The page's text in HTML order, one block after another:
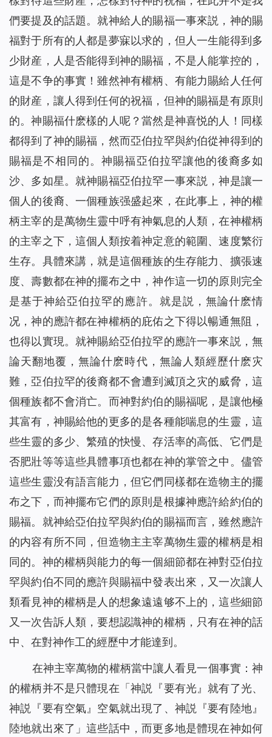
們要提及的話題。就神給人的賜福一事來説，神的賜
福對于所有的人都是夢寐以求的，但人一生能得到多
少財産，人是否能得到神的賜福，不是人能掌控的，
這是不争的事實！雖然神有權柄、有能力賜給人任何
的財産，讓人得到任何的祝福，但神的賜福是有原則
的。神賜福什麽樣的人呢？當然是神喜悦的人！同樣
都得到了神的賜福，然而亞伯拉罕與約伯從神得到的
賜福是不相同的。神賜福亞伯拉罕讓他的後裔多如
沙、多如星。就神賜福亞伯拉罕一事來説，神是讓一
個人的後裔、一個種族强盛起來，在此事上，神的權
柄主宰的是萬物生靈中呼有神氣息的人類，在神權柄
的主宰之下，這個人類按着神定意的範圍、速度繁衍
生存。具體來講，就是這個種族的生存能力、擴張速
度、壽數都在神的擺布之中，神作這一切的原則完全
是基于神給亞伯拉罕的應許。就是説，無論什麽情
况，神的應許都在神權柄的庇佑之下得以暢通無阻，
也得以實現。就神賜給亞伯拉罕的應許一事來説，無
論天翻地覆，無論什麽時代，無論人類經歷什麽灾
難，亞伯拉罕的後裔都不會遭到滅頂之灾的威脅，這
個種族都不會消亡。而神對約伯的賜福呢，是讓他極
其富有，神賜給他的更多的是各種能喘息的生靈，這
些生靈的多少、繁殖的快慢、存活率的高低、它們是
否肥壯等等這些具體事項也都在神的掌管之中。儘管
這些生靈没有語言能力，但它們同樣都在造物主的擺
布之下，而神擺布它們的原則是根據神應許給約伯的
賜福。就神給亞伯拉罕與約伯的賜福而言，雖然應許
的内容有所不同，但造物主主宰萬物生靈的權柄是相
同的。神的權柄與能力的每一個細節都在神對亞伯拉
罕與約伯不同的應許與賜福中發表出來，又一次讓人
類看見神的權柄是人的想象遠遠够不上的，這些細節
又一次告訴人類，要想認識神的權柄，只有在神的話
中、在對神作工的經歷中才能達到。
在神主宰萬物的權柄當中讓人看見一個事實：神
的權柄并不是只體現在「神説『要有光』就有了光、
神説『要有空氣』空氣就出現了、神説『要有陸地』
陸地就出來了」這些話中，而更多地是體現在神如何